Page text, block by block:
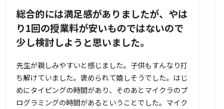
総合的には満足感がありましたが、やは
り1回の授業料が安いものではないので
少し検討しようと思いました。
先生が親しみやすいと感じました。子供もすんなり打
ち解けていました。褒められて嬉しそうでした。はじ
めにタイピングの時間があり、そのあとマイクラのプ
ログラミングの時間があるということでした。マイク